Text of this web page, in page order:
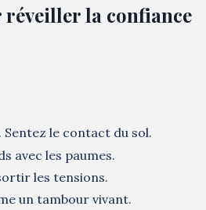
réveiller la confiance
Sentez le contact du sol.
avec les paumes.
les tensions.
un tambour vivant.